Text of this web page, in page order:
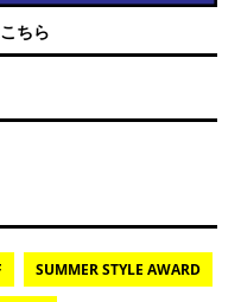
ちら
SUMMER STYLE AWARD